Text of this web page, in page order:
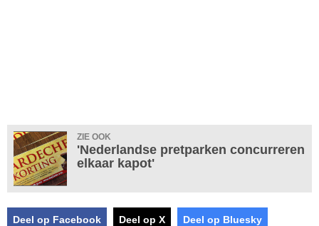
ZIE OOK
'Nederlandse pretparken concurreren
elkaar kapot'
Deel op Facebook Deel op X Deel op Bluesky